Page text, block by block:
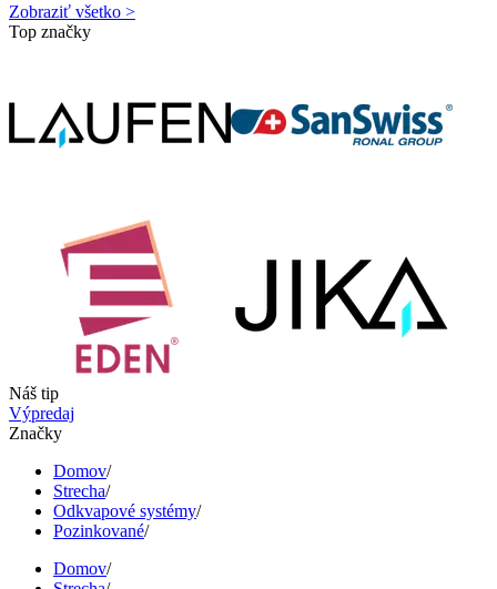
Zobraziť všetko >
Top značky
Náš tip
Výpredaj
Značky
Domov/
Strecha/
Odkvapové systémy/
Pozinkované/
Domov/